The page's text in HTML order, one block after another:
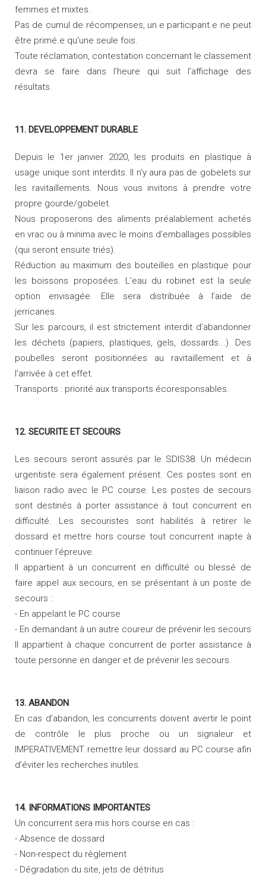
femmes et mixtes.
Pas de cumul de récompenses, un.e participant.e ne peut
être primé.e qu’une seule fois.
Toute réclamation, contestation concernant le classement
devra se faire dans l’heure qui suit l’affichage des
résultats.
11. DEVELOPPEMENT DURABLE
Depuis le 1er janvier 2020, les produits en plastique à
usage unique sont interdits. Il n’y aura pas de gobelets sur
les ravitaillements. Nous vous invitons à prendre votre
propre gourde/gobelet.
Nous proposerons des aliments préalablement achetés
en vrac ou à minima avec le moins d’emballages possibles
(qui seront ensuite triés).
Réduction au maximum des bouteilles en plastique pour
les boissons proposées. L’eau du robinet est la seule
option envisagée. Elle sera distribuée à l’aide de
jerricanes.
Sur les parcours, il est strictement interdit d’abandonner
les déchets (papiers, plastiques, gels, dossards...). Des
poubelles seront positionnées au ravitaillement et à
l’arrivée à cet effet.
Transports : priorité aux transports écoresponsables.
12. SECURITE ET SECOURS
Les secours seront assurés par le SDIS38. Un médecin
urgentiste sera également présent. Ces postes sont en
liaison radio avec le PC course. Les postes de secours
sont destinés à porter assistance à tout concurrent en
difficulté. Les secouristes sont habilités à retirer le
dossard et mettre hors course tout concurrent inapte à
continuer l’épreuve.
Il appartient à un concurrent en difficulté ou blessé de
faire appel aux secours, en se présentant à un poste de
secours :
- En appelant le PC course
- En demandant à un autre coureur de prévenir les secours
Il appartient à chaque concurrent de porter assistance à
toute personne en danger et de prévenir les secours.
13. ABANDON
En cas d’abandon, les concurrents doivent avertir le point
de contrôle le plus proche ou un signaleur et
IMPERATIVEMENT remettre leur dossard au PC course afin
d’éviter les recherches inutiles.
14. INFORMATIONS IMPORTANTES
Un concurrent sera mis hors course en cas :
- Absence de dossard
- Non-respect du règlement
- Dégradation du site, jets de détritus